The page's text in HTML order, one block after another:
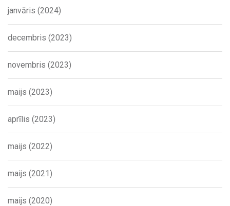
janvāris (2024)
decembris (2023)
novembris (2023)
maijs (2023)
aprīlis (2023)
maijs (2022)
maijs (2021)
maijs (2020)